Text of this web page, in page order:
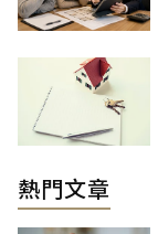
熱門文章